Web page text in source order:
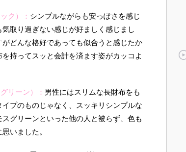
ク）： シンプルながらも安っぽさを感じ
取り過ぎない感じが好ましく感じまし
どんな格好であっても似合うと感じたか
持ってスッと会計を済ます姿がカッコよ
リーン）： 男性にはスリムな長財布をも
プのものじゃなく、スッキリシンプルな
グリーンといった他の人と被らず、色も
いました。